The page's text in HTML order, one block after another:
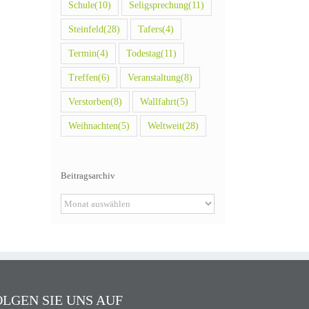
Schule(10) Seligsprechung(11)
Steinfeld(28) Tafers(4)
Termin(4) Todestag(11)
Treffen(6) Veranstaltung(8)
Verstorben(8) Wallfahrt(5)
Weihnachten(5) Weltweit(28)
Beitragsarchiv
Beitragsarchiv
SIE UNS AUF